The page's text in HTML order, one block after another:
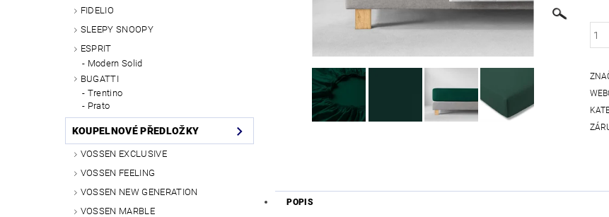
FIDELIO
SLEEPY SNOOPY
ESPRIT
Modern Solid
BUGATTI
Trentino
Prato
KOUPELNOVÉ PŘEDLOŽKY
VOSSEN EXCLUSIVE
VOSSEN FEELING
VOSSEN NEW GENERATION
VOSSEN MARBLE
POPIS